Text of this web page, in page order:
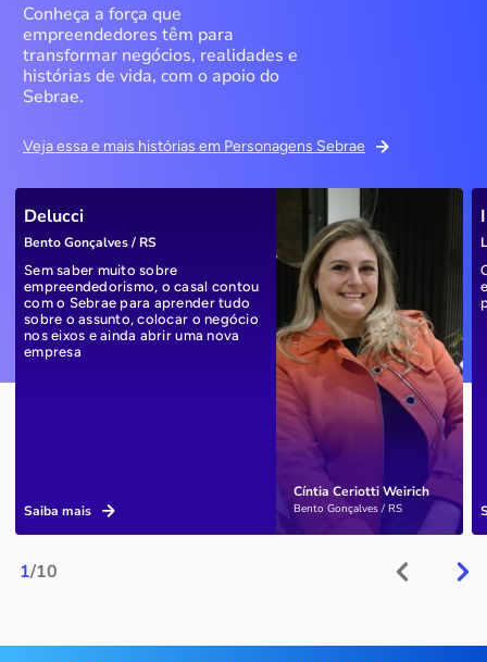
Conheça a força que
empreendedores têm para
transformar negócios, realidades e
histórias de vida, com o apoio do
Sebrae.
Veja essa e mais histórias em Personagens Sebrae
1/10
Cíntia Ceriotti Weirich
Bento Gonçalves / RS
Delucci
Bento Gonçalves / RS
Sem saber muito sobre
empreendedorismo, o casal contou
com o Sebrae para aprender tudo
sobre o assunto, colocar o negócio
nos eixos e ainda abrir uma nova
empresa
Saiba mais